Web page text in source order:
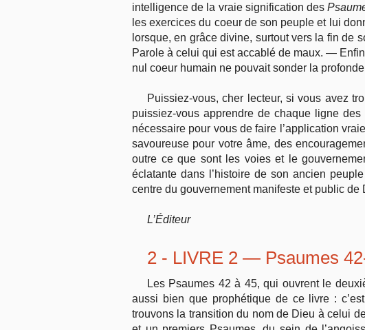
intelligence de la vraie signification des
les exercices du coeur de son peuple et lui
lorsque, en grâce divine, surtout vers la fin de
Parole à celui qui est accablé de maux. —
nul coeur humain ne pouvait sonder la
Puissiez-vous, cher lecteur, si vous avez
puissiez-vous apprendre de chaque ligne
nécessaire pour vous de faire l’application
savoureuse pour votre âme, des
outre ce que sont les voies et le
éclatante dans l’histoire de son ancien
centre du gouvernement manifeste et public de
L’Éditeur
2 - LIVRE 2 — Psaumes
Les Psaumes 42 à 45, qui ouvrent le
aussi bien que prophétique de ce livre :
trouvons la transition du nom de Dieu à celui